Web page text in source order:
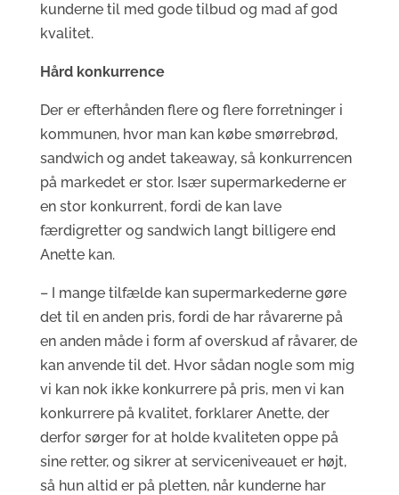
kunderne til med gode tilbud og mad af god
kvalitet.
Hård konkurrence
Der er efterhånden flere og flere forretninger i
kommunen, hvor man kan købe smørrebrød,
sandwich og andet takeaway, så konkurrencen
på markedet er stor. Især supermarkederne er
en stor konkurrent, fordi de kan lave
færdigretter og sandwich langt billigere end
Anette kan.
– I mange tilfælde kan supermarkederne gøre
det til en anden pris, fordi de har råvarerne på
en anden måde i form af overskud af råvarer, de
kan anvende til det. Hvor sådan nogle som mig
vi kan nok ikke konkurrere på pris, men vi kan
konkurrere på kvalitet, forklarer Anette, der
derfor sørger for at holde kvaliteten oppe på
sine retter, og sikrer at serviceniveauet er højt,
så hun altid er på pletten, når kunderne har